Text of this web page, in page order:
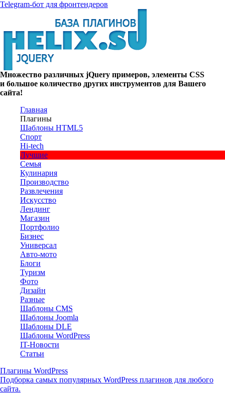
Telegram-бот для фронтендеров
Множество различных jQuery примеров, элементы CSS
и большое количество других инструментов для Вашего
сайта!
Главная
Плагины
Шаблоны HTML5
Спорт
Hi-tech
Лучшие
Семья
Кулинария
Производство
Развлечения
Искусство
Лендинг
Магазин
Портфолио
Бизнес
Универсал
Авто-мото
Блоги
Туризм
Фото
Дизайн
Разные
Шаблоны CMS
Шаблоны Joomla
Шаблоны DLE
Шаблоны WordPress
IT-Новости
Статьи
Плагины WordPress
Подборка самых популярных WordPress плагинов для любого
сайта.